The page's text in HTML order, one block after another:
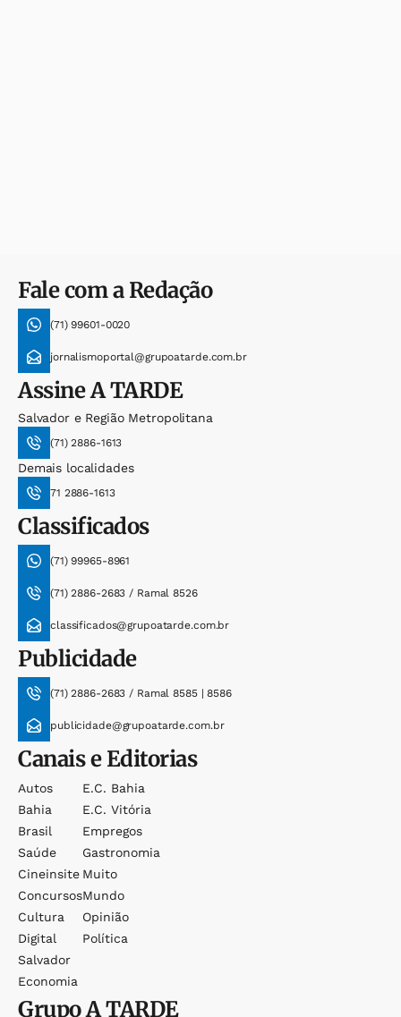
Fale com a Redação
(71) 99601-0020
jornalismoportal@grupoatarde.com.br
AssineA TARDE
Salvador e Região Metropolitana
(71) 2886-1613
Demais localidades
71 2886-1613
Classificados
(71) 99965-8961
(71) 2886-2683 / Ramal 8526
classificados@grupoatarde.com.br
Publicidade
(71) 2886-2683 / Ramal 8585 | 8586
publicidade@grupoatarde.com.br
Canais e Editorias
Autos
Bahia
Brasil
Saúde
Cineinsite
Concursos
Cultura
Digital
Salvador
Economia
E.c. Bahia
E.c. Vitória
Empregos
Gastronomia
Muito
Mundo
Opinião
Política
GrupoA TARDE